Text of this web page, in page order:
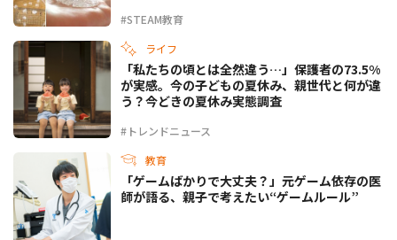
#STEAM教育
ライフ
#トレンドニュース
「私たちの頃とは全然違う…」保護者の73.5%
が実感。今の子どもの夏休み、親世代と何が違
う？今どきの夏休み実態調査
教育
「ゲームばかりで大丈夫？」元ゲーム依存の医
師が語る、親子で考えたい“ゲームルール”